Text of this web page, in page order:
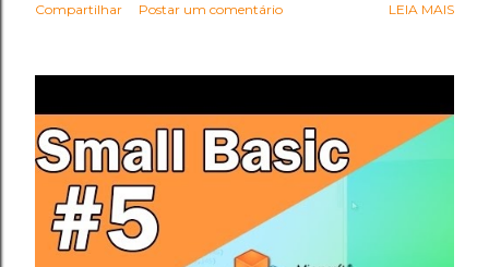
Compartilhar Postar um comentário LEIA MAIS